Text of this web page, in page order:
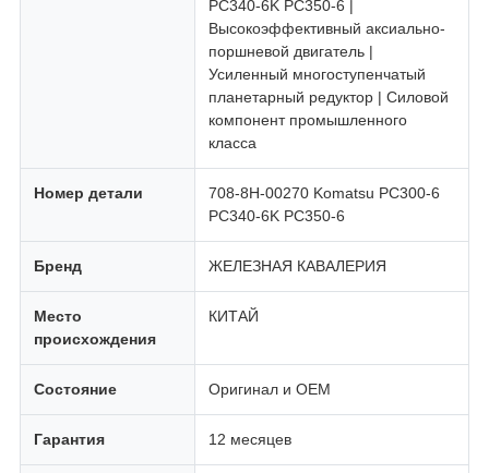
PC340-6K PC350-6 |
Высокоэффективный аксиально-
поршневой двигатель |
Усиленный многоступенчатый
планетарный редуктор | Силовой
компонент промышленного
класса
Номер детали
708-8H-00270 Komatsu PC300-6
PC340-6K PC350-6
Бренд ЖЕЛЕЗНАЯ КАВАЛЕРИЯ
Место
происхождения
КИТАЙ
Состояние Оригинал и OEM
Гарантия 12 месяцев